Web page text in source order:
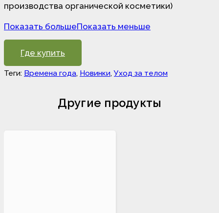
производства органической косметики)
Показать большеПоказать меньше
Где купить
Теги: Времена года, Новинки,Уход за телом
Другие продукты